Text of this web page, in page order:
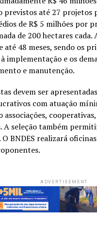
previstos até 27 projetos
de R$ 5 milhões por
de 200 hectares cada.
até 48 meses, sendo os
implementação e os
e manutenção.
devem ser
com atuação
associações,
A seleção também
BNDES realizará
ADVERTISEMENT